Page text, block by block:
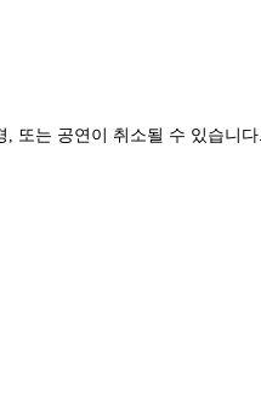
또는 공연이 취소될 수 있습니다.